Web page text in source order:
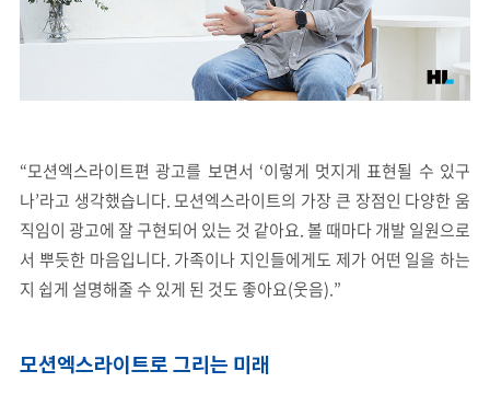
“모션엑스라이트편 광고를 보면서 ‘이렇게 멋지게 표현될 수 있구
나’라고 생각했습니다. 모션엑스라이트의 가장 큰 장점인 다양한 움
직임이 광고에 잘 구현되어 있는 것 같아요. 볼 때마다 개발 일원으로
서 뿌듯한 마음입니다. 가족이나 지인들에게도 제가 어떤 일을 하는
지 쉽게 설명해줄 수 있게 된 것도 좋아요(웃음).”
모션엑스라이트로 그리는 미래